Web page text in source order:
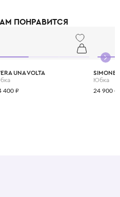
актуальной не один
ПОНРАВИТСЯ
UNA VOLTA
400 ₽
Юбка
24 900 ₽